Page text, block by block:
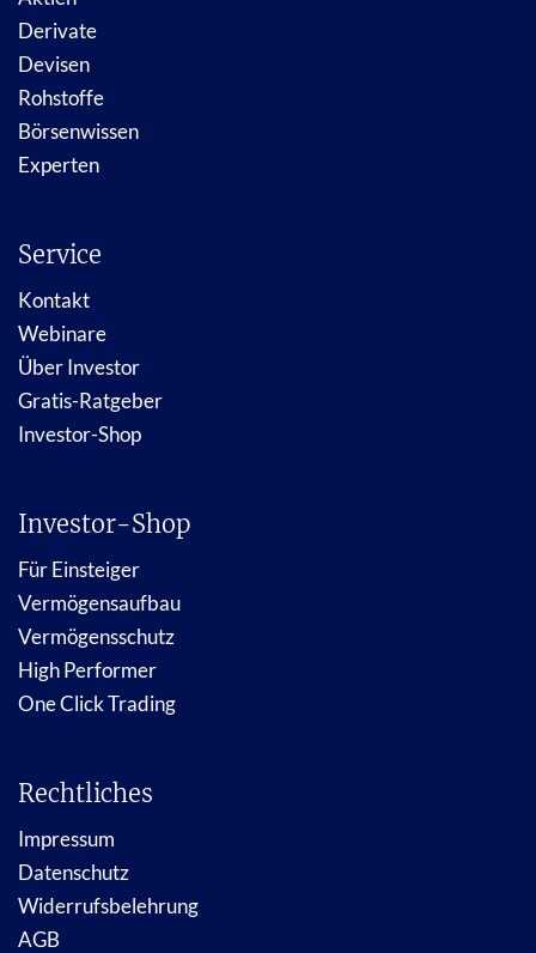
Derivate
Devisen
Rohstoffe
Börsenwissen
Experten
Service
Kontakt
Webinare
Über Investor
Gratis-Ratgeber
Investor-Shop
Investor-Shop
Für Einsteiger
Vermögensaufbau
Vermögensschutz
High Performer
One Click Trading
Rechtliches
Impressum
Datenschutz
Widerrufsbelehrung
AGB